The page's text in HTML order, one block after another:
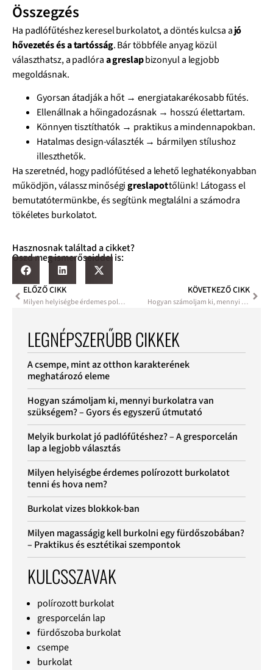
Összegzés
Ha padlófűtéshez keresel burkolatot, a döntés kulcsa ajó
hővezetés és a tartósság. Bár többféle anyag közül
választhatsz, a padlóraa greslapbizonyul a legjobb
megoldásnak.
Gyorsan átadják a hőt → energiatakarékosabb fűtés.
Ellenállnak a hőingadozásnak → hosszú élettartam.
Könnyen tisztíthatók → praktikus a mindennapokban.
Hatalmas design-választék → bármilyen stílushoz
illeszthetők.
Ha szeretnéd, hogy padlófűtésed a lehető leghatékonyabban
működjön, válassz minőségigreslapottőlünk! Látogass el
bemutatótermünkbe, és segítünk megtalálni a számodra
tökéletes burkolatot.
Hasznosnak találtad a cikket?
Oszd meg ismerőseiddel is:
ELŐZŐ CIKK
Milyen helyiségbe érdemes polírozott burkolatot tenni és hova nem?
KÖVETKEZŐ CIKK
Hogyan számoljam ki, mennyi burkolatra van szükségem? – Gyors és egyszerű útmutató
LEGNÉPSZERŰBB CIKKEK
A csempe, mint az otthon karakterének
meghatározó eleme
Hogyan számoljam ki, mennyi burkolatra van
szükségem? – Gyors és egyszerű útmutató
Melyik burkolat jó padlófűtéshez? – A gresporcelán
lap a legjobb választás
Milyen helyiségbe érdemes polírozott burkolatot
tenni és hova nem?
Burkolat vizes blokkok-ban
Milyen magasságig kell burkolni egy fürdőszobában?
– Praktikus és esztétikai szempontok
KULCSSZAVAK
polírozott burkolat
gresporcelán lap
fürdőszoba burkolat
csempe
burkolat